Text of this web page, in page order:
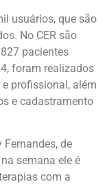
usuários, que são
No CER são
pacientes
foram realizados
profissional, além
e cadastramento
de
semana ele é
com a